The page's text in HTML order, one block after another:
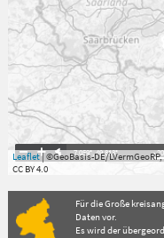
7.059°,49.813° 20
Leaflet| ©GeoBasis-DE/
CC BY 4.0
Für die Große
Daten vor.
Es wird der